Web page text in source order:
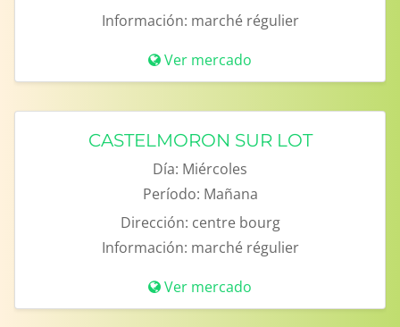
Información: marché régulier
Ver mercado
CASTELMORON SUR LOT
Día: Miércoles
Período: Mañana
Dirección: centre bourg
Información: marché régulier
Ver mercado